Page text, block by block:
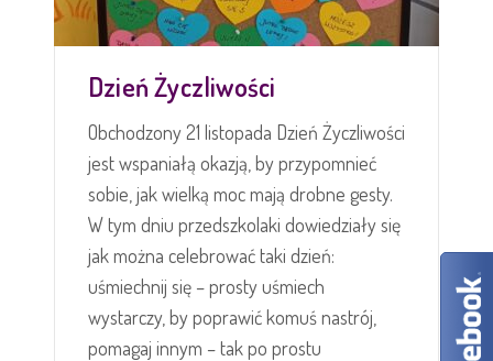
Dzień Życzliwości
Obchodzony 21 listopada Dzień Życzliwości
jest wspaniałą okazją, by przypomnieć
sobie, jak wielką moc mają drobne gesty.
W tym dniu przedszkolaki dowiedziały się
jak można celebrować taki dzień:
uśmiechnij się – prosty uśmiech
wystarczy, by poprawić komuś nastrój,
pomagaj innym – tak po prostu